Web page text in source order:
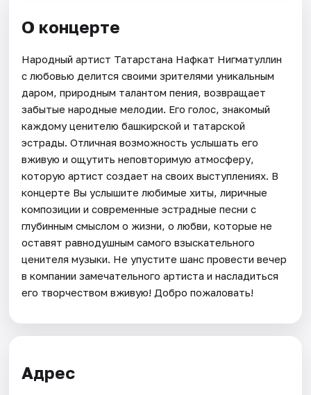
О концерте
Народный артист Татарстана Нафкат Нигматуллин
с любовью делится своими зрителями уникальным
даром, природным талантом пения, возвращает
забытые народные мелодии. Его голос, знакомый
каждому ценителю башкирской и татарской
эстрады. Отличная возможность услышать его
вживую и ощутить неповторимую атмосферу,
которую артист создает на своих выступлениях. В
концерте Вы услышите любимые хиты, лиричные
композиции и современные эстрадные песни с
глубинным смыслом о жизни, о любви, которые не
оставят равнодушным самого взыскательного
ценителя музыки. Не упустите шанс провести вечер
в компании замечательного артиста и насладиться
его творчеством вживую! Добро пожаловать!
Адрес